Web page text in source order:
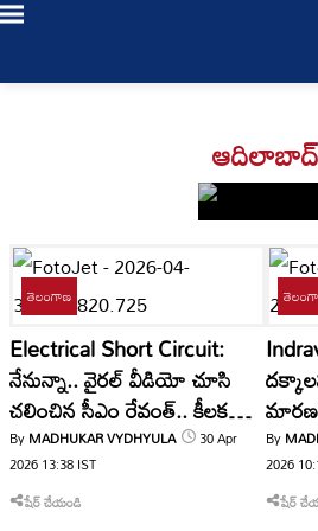
0
LIVE
TV
తాజా
వార్తలు
ఆదిలాబాద్
తెలంగాణ
Electrical Short Circuit:
నేనున్నా.. వైరల్ వీడియో చూసి
చలించిన సీఎం రేవంత్.. కీలక
ఆదేశాలు!
ByMADHUKAR VYDHYULA
30 Apr
202613:38IST
షేర్ చేయండి
By
2026
షేర్